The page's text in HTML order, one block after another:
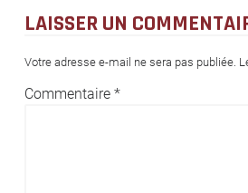
LAISSER UN
Votre adresse e-mail ne sera pas publiée.
Commentaire *